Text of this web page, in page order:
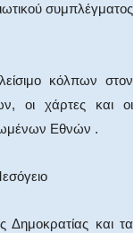
συμπλέγματος
κόλπων στον
οι χάρτες και οι
Εθνών .
Δημοκρατίας και τα